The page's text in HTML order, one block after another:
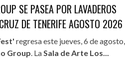
SE PASEA POR LAVADEROS
DE TENERIFE AGOSTO 2026
regresa este jueves, 6 de agosto,
Group . La Sala de Arte Los...